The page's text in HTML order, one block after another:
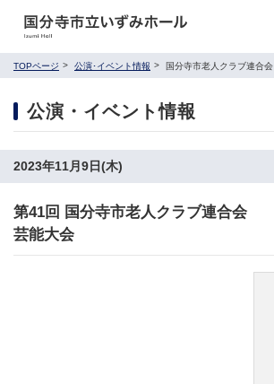
TOPページ 公演･イベント情報 国分寺市老人クラブ連合会
公演・イベント情報
2023年11月9日(木)
第41回 国分寺市老人クラブ連合会
芸能大会